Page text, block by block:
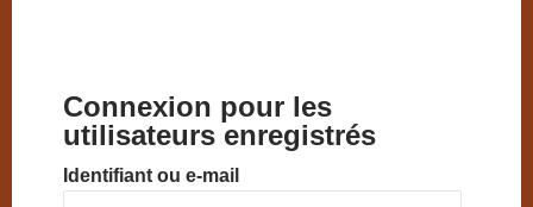
Connexion pour les
utilisateurs enregistrés
Identifiant ou e-mail